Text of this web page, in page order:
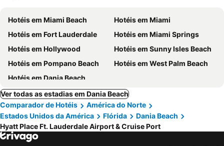
Hotéis em Miami Beach
Hotéis em Miami
Hotéis em Fort Lauderdale
Hotéis em Miami Springs
Hotéis em Hollywood
Hotéis em Sunny Isles Beach
Hotéis em Pompano Beach
Hotéis em West Palm Beach
Hotéis em Dania Beach
Ver todas as estadias em Dania Beach
Comparador de Hotéis
América do Norte
Estados Unidos da América
Flórida
Dania Beach
Hyatt Place Ft. Lauderdale Airport & Cruise Port